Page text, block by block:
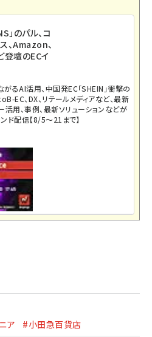
」のパル、コ
、Amazon、
登壇のECイ
るAI活用、中国発EC「SHEIN」衝撃の
EC、DX、リテールメディアなど、最新
活用、事例、最新ソリューションなどが
ド配信【8/5～21まで】
ア #小田急百貨店